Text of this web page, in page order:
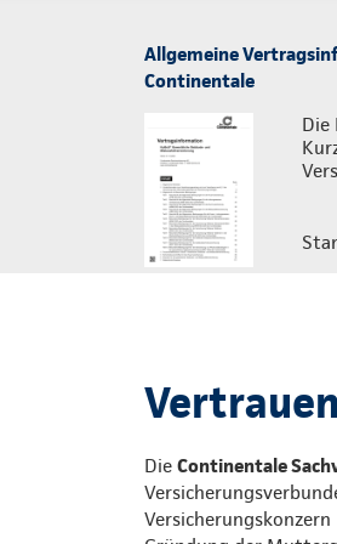
Allgemeine
Continentale
Die
Die Continentale